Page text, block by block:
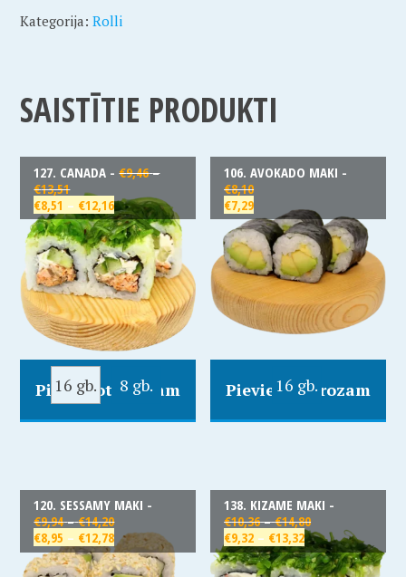
Kategorija:Rolli
SAISTĪTIE PRODUKTI
127. CANADA -€9,46 –
€13,51
€8,51 – €12,16
16 gb. 8 gb.
Pievienot Grozam
106. AVOKADO MAKI -
€8,10
€7,29
16 gb.
Pievienot Grozam
120. SESSAMY MAKI -
€9,94 – €14,20
€8,95 – €12,78
138. KIZAME MAKI -
€10,36 – €14,80
€9,32 – €13,32